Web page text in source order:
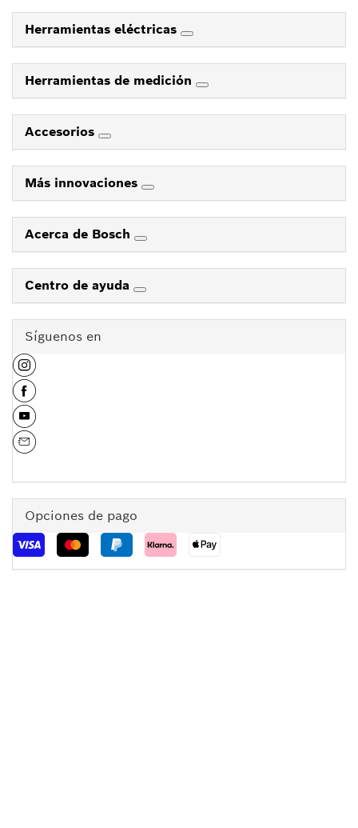
Herramientas eléctricas
Herramientas de medición
Accesorios
Más innovaciones
Acerca de Bosch
Centro de ayuda
Síguenos en
Opciones de pago